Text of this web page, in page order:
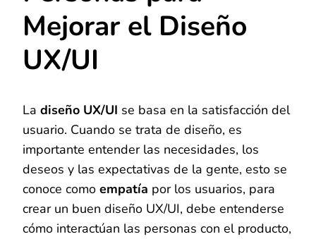
Mejorar el Diseño
UX/UI
La diseño UX/UI se basa en la satisfacción del
usuario. Cuando se trata de diseño, es
importante entender las necesidades, los
deseos y las expectativas de la gente, esto se
conoce como empatía por los usuarios, para
crear un buen diseño UX/UI, debe entenderse
cómo interactúan las personas con el producto,